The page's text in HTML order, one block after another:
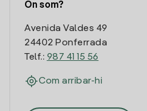
On som?
Avenida Valdes 49
24402 Ponferrada
Telf.: 987 41 15 56
Com arribar-hi